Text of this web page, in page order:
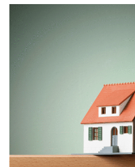
Bizness
Video
Vieta